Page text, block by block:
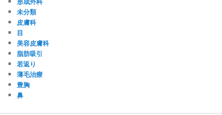
未分類
皮膚科
目
美容皮膚科
脂肪吸引
若返り
薄毛治療
豊胸
鼻